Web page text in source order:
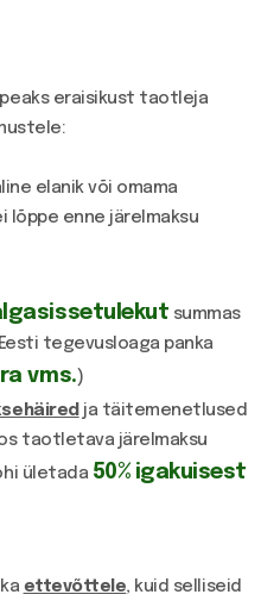
eraisikust taotleja
elanik või omama
lõppe enne järelmaksu
summas
tegevusloaga panka
vms. )
ja täitemenetlused
taotletava järelmaksu
ületada 50% igakuisest
ettevõttele, kuid selliseid